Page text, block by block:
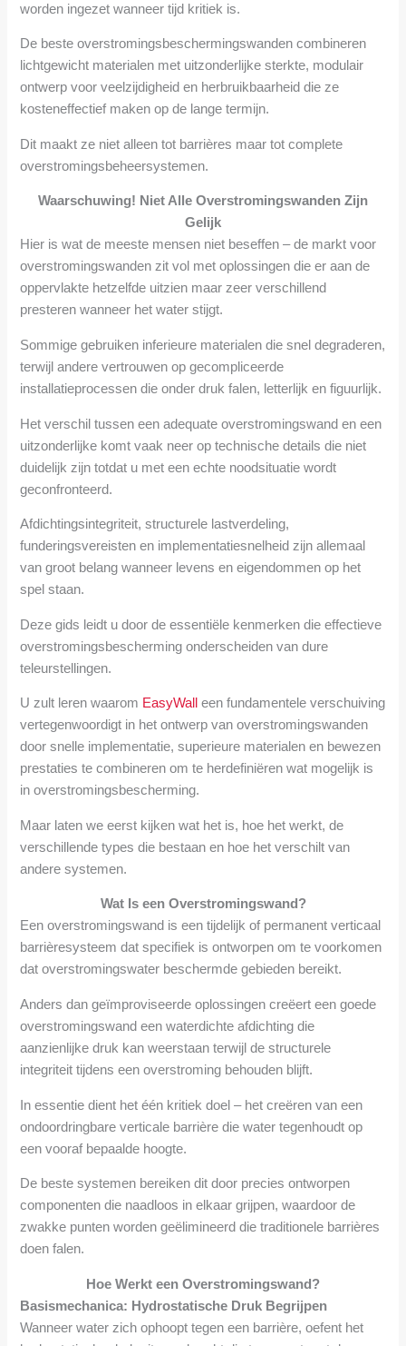
worden ingezet wanneer tijd kritiek is.
De beste overstromingsbeschermingswanden combineren
lichtgewicht materialen met uitzonderlijke sterkte, modulair
ontwerp voor veelzijdigheid en herbruikbaarheid die ze
kosteneffectief maken op de lange termijn.
Dit maakt ze niet alleen tot barrières maar tot complete
overstromingsbeheersystemen.
Waarschuwing! Niet Alle Overstromingswanden Zijn
Gelijk
Hier is wat de meeste mensen niet beseffen – de markt voor
overstromingswanden zit vol met oplossingen die er aan de
oppervlakte hetzelfde uitzien maar zeer verschillend
presteren wanneer het water stijgt.
Sommige gebruiken inferieure materialen die snel degraderen,
terwijl andere vertrouwen op gecompliceerde
installatieprocessen die onder druk falen, letterlijk en figuurlijk.
Het verschil tussen een adequate overstromingswand en een
uitzonderlijke komt vaak neer op technische details die niet
duidelijk zijn totdat u met een echte noodsituatie wordt
geconfronteerd.
Afdichtingsintegriteit, structurele lastverdeling,
funderingsvereisten en implementatiesnelheid zijn allemaal
van groot belang wanneer levens en eigendommen op het
spel staan.
Deze gids leidt u door de essentiële kenmerken die effectieve
overstromingsbescherming onderscheiden van dure
teleurstellingen.
U zult leren waarom EasyWall een fundamentele verschuiving
vertegenwoordigt in het ontwerp van overstromingswanden
door snelle implementatie, superieure materialen en bewezen
prestaties te combineren om te herdefiniëren wat mogelijk is
in overstromingsbescherming.
Maar laten we eerst kijken wat het is, hoe het werkt, de
verschillende types die bestaan en hoe het verschilt van
andere systemen.
Wat Is een Overstromingswand?
Een overstromingswand is een tijdelijk of permanent verticaal
barrièresysteem dat specifiek is ontworpen om te voorkomen
dat overstromingswater beschermde gebieden bereikt.
Anders dan geïmproviseerde oplossingen creëert een goede
overstromingswand een waterdichte afdichting die
aanzienlijke druk kan weerstaan terwijl de structurele
integriteit tijdens een overstroming behouden blijft.
In essentie dient het één kritiek doel – het creëren van een
ondoordringbare verticale barrière die water tegenhoudt op
een vooraf bepaalde hoogte.
De beste systemen bereiken dit door precies ontworpen
componenten die naadloos in elkaar grijpen, waardoor de
zwakke punten worden geëlimineerd die traditionele barrières
doen falen.
Hoe Werkt een Overstromingswand?
Basismechanica: Hydrostatische Druk Begrijpen
Wanneer water zich ophoopt tegen een barrière, oefent het